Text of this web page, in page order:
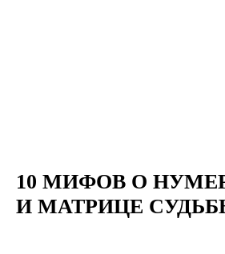
10 МИФОВ О
И МАТРИЦЕ